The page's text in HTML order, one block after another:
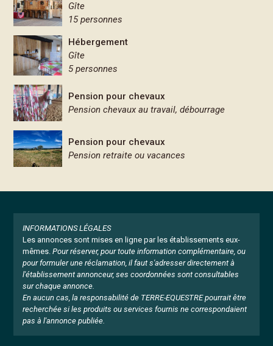
Gîte
15 personnes
Hébergement
Gîte
5 personnes
Pension pour chevaux
Pension chevaux au travail, débourrage
Pension pour chevaux
Pension retraite ou vacances
INFORMATIONS LÉGALES
Les annonces sont mises en ligne par les établissements eux-
mêmes. Pour réserver, pour toute information complémentaire, ou
pour formuler une réclamation, il faut s'adresser directement à
l'établissement annonceur, ses coordonnées sont consultables
sur chaque annonce.
En aucun cas, la responsabilité de TERRE-EQUESTRE pourrait être
recherchée si les produits ou services fournis ne correspondaient
pas à l'annonce publiée.